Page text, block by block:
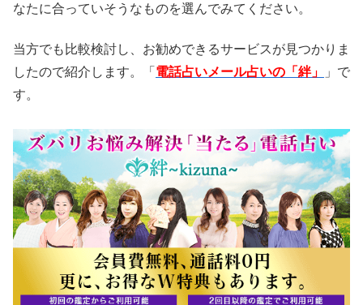
なたに合っていそうなものを選んでみてください。
当方でも比較検討し、お勧めできるサービスが見つかりま
したので紹介します。「 電話占いメール占いの「絆」
」で
す。